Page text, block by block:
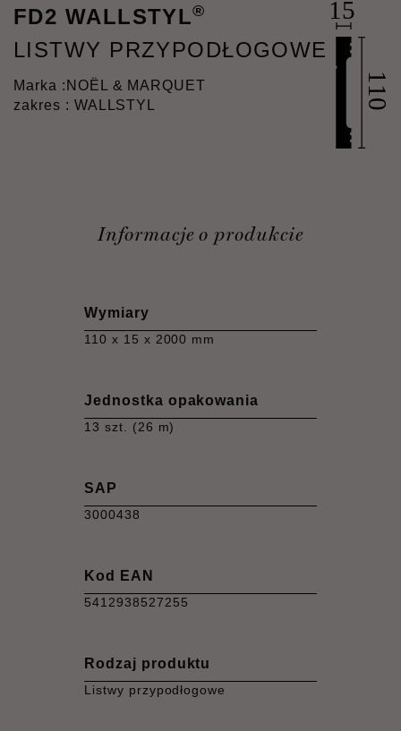
FD2 WALLSTYL®
LISTWY PRZYPODŁOGOWE
Marka : NOËL & MARQUET
zakres : WALLSTYL
Informacje o produkcie
Wymiary
110 x 15 x 2000 mm
Jednostka opakowania
13 szt. (26 m)
SAP
3000438
Kod EAN
5412938527255
Rodzaj produktu
Listwy przypodłogowe